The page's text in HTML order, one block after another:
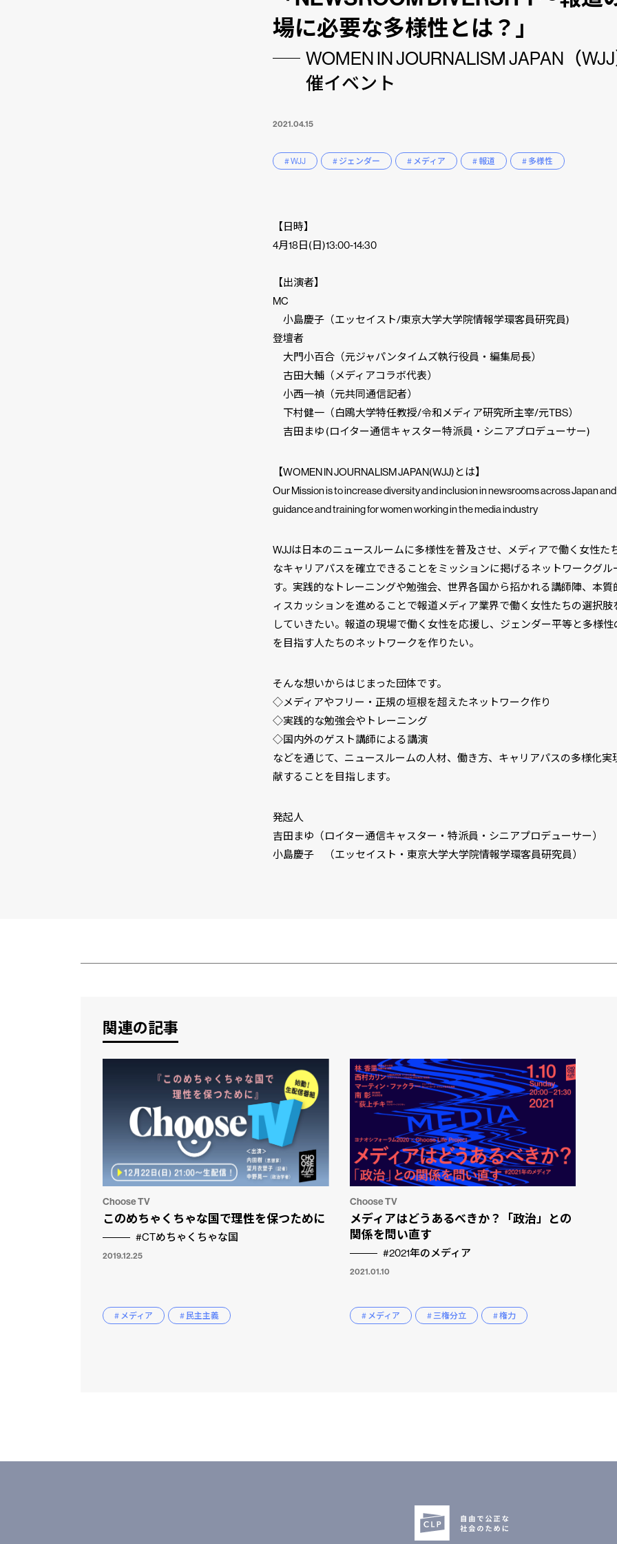
場に必要な多様性とは？」
WOMEN IN JOURNALISM JAPAN（
催イベント
2021.04.15
# WJJ # ジェンダー # メディア # 報道 # 多様性
【日時】
4月18日(日)13:00-14:30
【出演者】
MC
小島慶子（エッセイスト/東京大学大学院情報学環客員研究員)
登壇者
大門小百合（元ジャパンタイムズ執行役員・編集局長）
古田大輔（メディアコラボ代表）
小西一禎（元共同通信記者）
下村健一（白鴎大学特任教授/令和メディア研究所主宰/元TBS）
吉田まゆ (ロイター通信キャスター特派員・シニアプロデューサー)
【WOMEN IN JOURNALISM JAPAN(WJJ)とは】
Our Mission is to increase diversity and inclusion in newsrooms across Japan
guidance and training for women working in the media industry
WJJは日本のニュースルームに多様性を普及させ、メディアで働く女性た
なキャリアパスを確立できることをミッションに掲げるネットワークグル
す。実践的なトレーニングや勉強会、世界各国から招かれる講師陣、本質
ィスカッションを進めることで報道メディア業界で働く女性たちの選択肢
していきたい。報道の現場で働く女性を応援し、ジェンダー平等と多様性
を目指す人たちのネットワークを作りたい。
そんな想いからはじまった団体です。
◇メディアやフリー・正規の垣根を超えたネットワーク作り
◇実践的な勉強会やトレーニング
◇国内外のゲスト講師による講演
などを通じて、ニュースルームの人材、働き方、キャリアパスの多様化実
献することを目指します。
発起人
吉田まゆ（ロイター通信キャスター・特派員・シニアプロデューサー）
小島慶子 （エッセイスト・東京大学大学院情報学環客員研究員）
関連の記事
Choose TV
このめちゃくちゃな国で理性を保つために
#CTめちゃくちゃな国
2019.12.25
# メディア # 民主主義
Choose TV
メディアはどうあるべきか？「政治」との
関係を問い直す
#2021年のメディア
2021.01.10
# メディア # 三権分立 # 権力